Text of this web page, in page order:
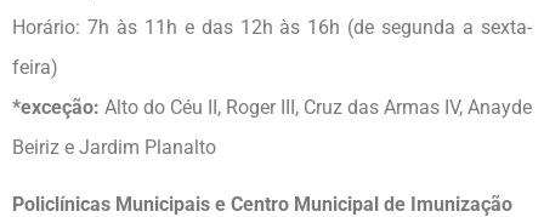
Horário: 7h às 11h e das 12h às 16h (de segunda a sexta-
feira)
*exceção: Alto do Céu II, Roger III, Cruz das Armas IV, Anayde
Beiriz e Jardim Planalto
Policlínicas Municipais e Centro Municipal de Imunização